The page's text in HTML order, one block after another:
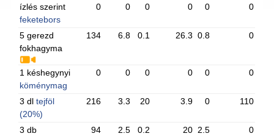
ízlés szerint
feketebors
0 0 0 0 0 0
5 gerezd
fokhagyma
134 6.8 0.1 26.3 0.8 0
1 késhegynyi
köménymag
0 0 0 0 0 0
3 dltejföl
(20%)
216 3.3 20 3.9 0 110
3 db
94 2.5 0.2 20 2.5 0